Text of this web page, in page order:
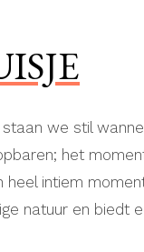
we stil
het
intiem
natuur en biedt